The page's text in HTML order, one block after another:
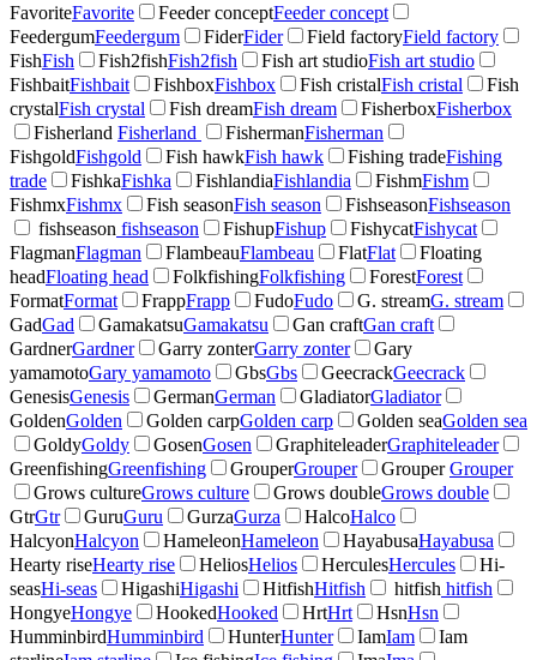
FavoriteFavorite Feeder conceptFeeder concept
FeedergumFeedergum FiderFider Field factoryField factory
FishFish Fish2fishFish2fish Fish art studioFish art studio
FishbaitFishbait FishboxFishbox Fish cristalFish cristal
Fish
crystalFish crystal Fish dreamFish dream FisherboxFisherbox
Fisherland Fisherland FishermanFisherman
FishgoldFishgold Fish hawkFish hawk Fishing tradeFishing
trade
FishkaFishka FishlandiaFishlandia FishmFishm
FishmxFishmx Fish seasonFish season FishseasonFishseason
fishseason fishseason FishupFishup FishycatFishycat
FlagmanFlagman FlambeauFlambeau FlatFlat
Floating
headFloating head FolkfishingFolkfishing ForestForest
FormatFormat FrappFrapp FudoFudo G. streamG. stream
GadGad GamakatsuGamakatsu Gan craftGan craft
GardnerGardner Garry zonterGarry zonter
Gary
yamamotoGary yamamoto GbsGbs GeecrackGeecrack
GenesisGenesis GermanGerman GladiatorGladiator
GoldenGolden Golden carpGolden carp Golden seaGolden sea
GoldyGoldy GosenGosen GraphiteleaderGraphiteleader
GreenfishingGreenfishing GrouperGrouper GrouperGrouper
Grows cultureGrows culture Grows doubleGrows double
GtrGtr GuruGuru GurzaGurza HalcoHalco
HalcyonHalcyon HameleonHameleon HayabusaHayabusa
Hearty riseHearty rise HeliosHelios HerculesHercules
Hi-
seasHi-seas HigashiHigashi HitfishHitfish hitfish hitfish
HongyeHongye HookedHooked HrtHrt HsnHsn
HumminbirdHumminbird HunterHunter IamIam
Iam